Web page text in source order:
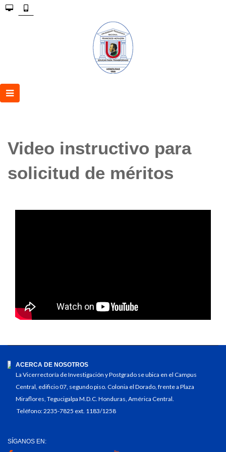
Video instructivo para
solicitud de méritos
ACERCA DE NOSOTROS
La Vicerrectoría de Investigación y Postgrado se ubica en el Campus
Central, edificio 07, segundo piso. Colonia el Dorado, frente a Plaza
Miraflores, Tegucigalpa M.D.C. Honduras, América Central.
Teléfono: 2235-7825 ext. 1183/1258
SÍGANOS EN: